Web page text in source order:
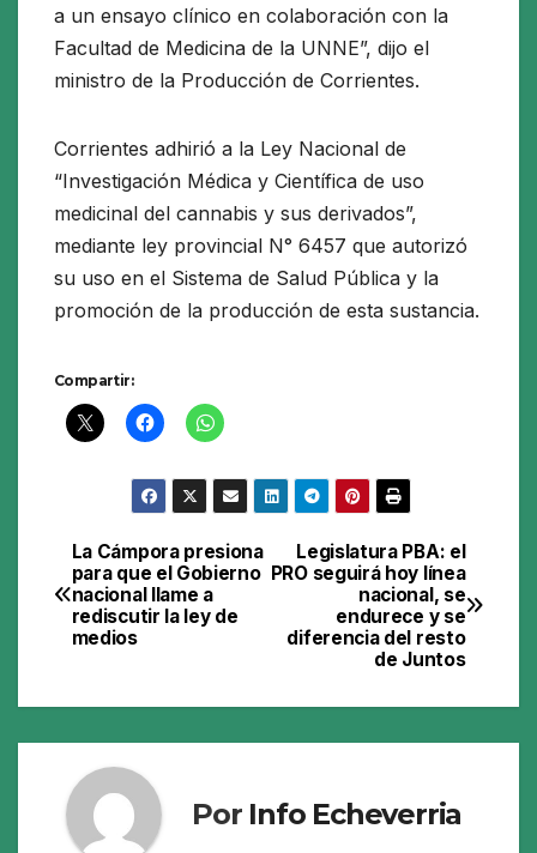
a un ensayo clínico en colaboración con la
Facultad de Medicina de la UNNE”, dijo el
ministro de la Producción de Corrientes.
Corrientes adhirió a la Ley Nacional de
“Investigación Médica y Científica de uso
medicinal del cannabis y sus derivados”,
mediante ley provincial N° 6457 que autorizó
su uso en el Sistema de Salud Pública y la
promoción de la producción de esta sustancia.
Compartir:
Navegación
de
Legislatura PBA: el
PRO seguirá hoy línea
nacional, se
endurece y se
diferencia del resto
de Juntos
La Cámpora presiona
para que el Gobierno
nacional llame a
rediscutir la ley de
medios
Por Info Echeverria